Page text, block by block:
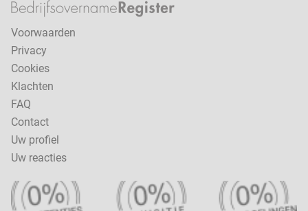
Voorwaarden
Privacy
Cookies
Klachten
FAQ
Contact
Uw profiel
Uw reacties